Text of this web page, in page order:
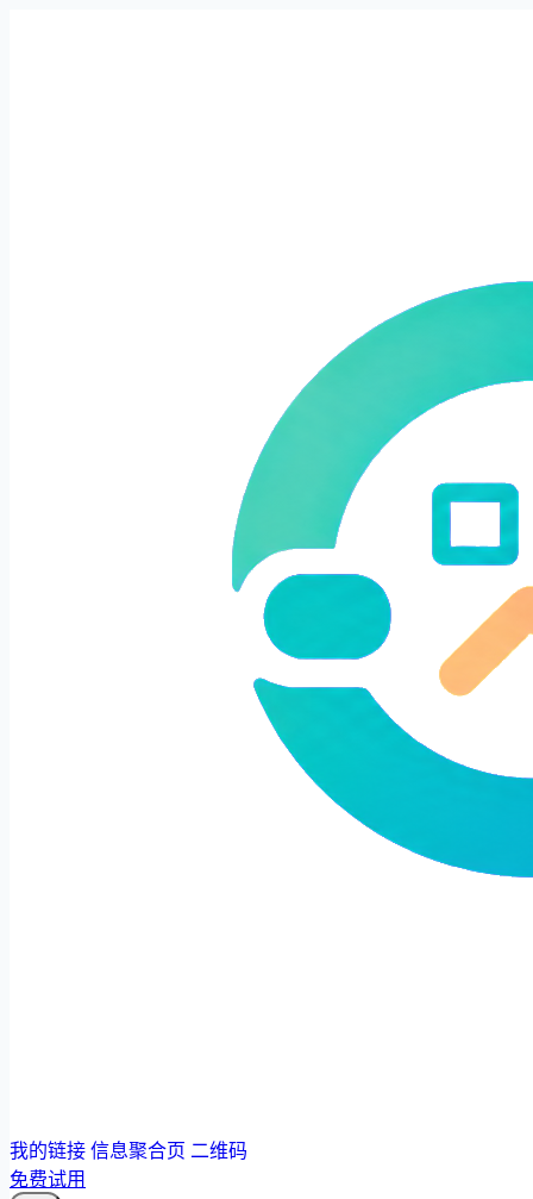
我的链接 信息聚合页 二维码
免费试用